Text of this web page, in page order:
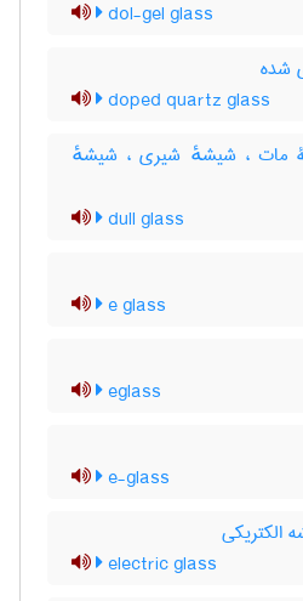
dol-gel glass
شده
doped quartz glass
مات ، شیشهٔ شیری ، شیشهٔ
dull glass
e glass
eglass
e-glass
الکتریکی
electric glass